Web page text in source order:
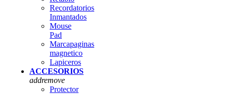
Recordatorios
Inmantados
Mouse
Pad
Marcapaginas
magnetico
Lapiceros
ACCESORIOS
addremove
Protector